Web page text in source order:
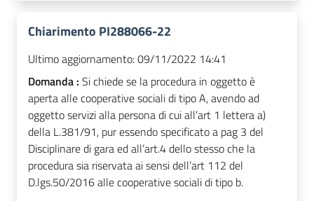
Chiarimento PI288066-22
Ultimo aggiornamento:09/11/2022 14:41
Domanda : Si chiede se la procedura in oggetto è
aperta alle cooperative sociali di tipo A, avendo ad
oggetto servizi alla persona di cui all’art 1 lettera a)
della L.381/91, pur essendo specificato a pag 3 del
Disciplinare di gara ed all’art.4 dello stesso che la
procedura sia riservata ai sensi dell’art 112 del
D.lgs.50/2016 alle cooperative sociali di tipo b.